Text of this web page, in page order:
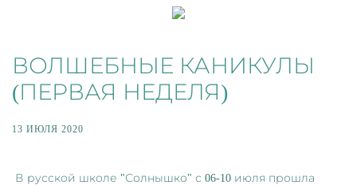
ВОЛШЕБНЫЕ КАНИКУЛЫ
(ПЕРВАЯ НЕДЕЛЯ)
13 ИЮЛЯ 2020
В русской школе "Солнышко" с 06-10 июля прошла